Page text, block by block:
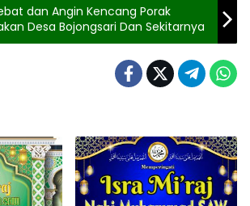
dan Angin Kencang Porak
Desa Bojongsari Dan Sekitarnya